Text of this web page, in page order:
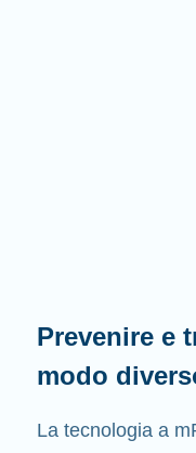
Prevenire e
modo
La tecnologia a